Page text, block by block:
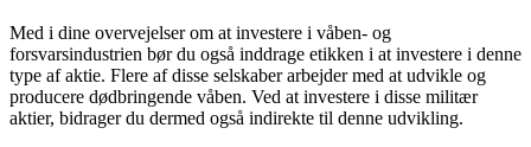
Med i dine overvejelser om at investere i våben- og
forsvarsindustrien bør du også inddrage etikken i at investere i denne
type af aktie. Flere af disse selskaber arbejder med at udvikle og
producere dødbringende våben. Ved at investere i disse militær
aktier, bidrager du dermed også indirekte til denne udvikling.